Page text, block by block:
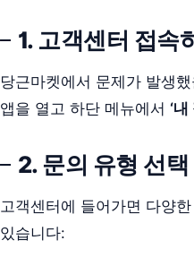
1. 고객센터 접속
당근마켓에서 문제가 발생
앱을 열고 하단 메뉴에서 ‘내
2. 문의 유형 선택
고객센터에 들어가면 다양
있습니다: